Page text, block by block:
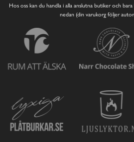
Hos oss kan du handla i alla anslutna butiker och
nedan (din varukorg följer